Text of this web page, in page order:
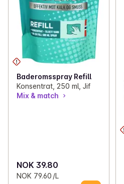
Baderomsspray Refill
Konsentrat, 250 ml, Jif
Mix & match
NOK 39.80
NOK 79.60 /L